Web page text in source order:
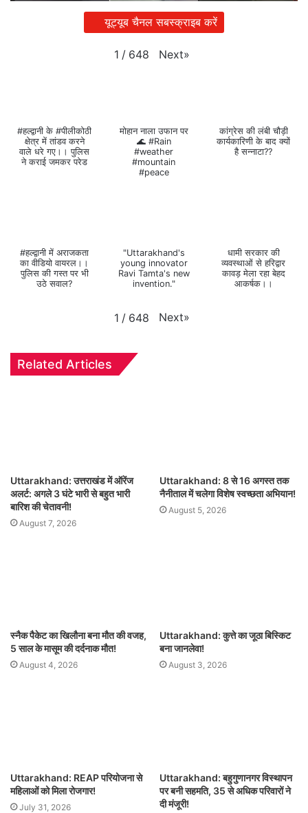
यूट्यूब चैनल सबस्क्राइब करें
1 / 648 Next»
#हल्द्वानी के #पीलीकोठी
क्षेत्र में तांडव करने
वाले धरे गए।। पुलिस
ने कराई जमकर परेड
मोहान नाला उफान पर
🌊 #Rain
#weather
#mountain
#peace
कांग्रेस की लंबी चौड़ी
कार्यकारिणी के बाद क्यों
है सन्नाटा??
#हल्द्वानी में अराजकता
का वीडियो वायरल।।
पुलिस की गस्त पर भी
उठे सवाल?
"Uttarakhand's
young innovator
Ravi Tamta's new
invention."
धामी सरकार की
व्यवस्थाओं से हरिद्वार
कावड़ मेला रहा बेहद
आकर्षक।।
1 / 648 Next»
Related Articles
Uttarakhand: उत्तराखंड में ऑरेंज
अलर्ट: अगले 3 घंटे भारी से बहुत भारी
बारिश की चेतावनी!
August 7, 2026
Uttarakhand: 8 से 16 अगस्त तक
नैनीताल में चलेगा विशेष स्वच्छता अभियान!
August 5, 2026
स्नैक पैकेट का खिलौना बना मौत की वजह,
5 साल के मासूम की दर्दनाक मौत!
August 4, 2026
Uttarakhand: कुत्ते का जूठा बिस्किट
बना जानलेवा!
August 3, 2026
Uttarakhand: REAP परियोजना से
महिलाओं को मिला रोजगार!
July 31, 2026
Uttarakhand: बहुगुणानगर विस्थापन
पर बनी सहमति, 35 से अधिक परिवारों ने
दी मंजूरी!